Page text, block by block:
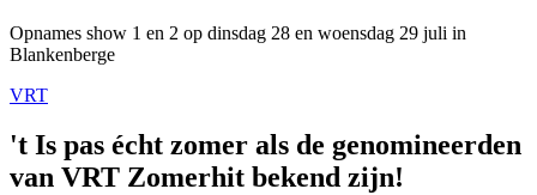
Opnames show 1 en 2 op dinsdag 28 en woensdag 29 juli in
Blankenberge
VRT
't Is pas écht zomer als de genomineerden
van VRT Zomerhit bekend zijn!